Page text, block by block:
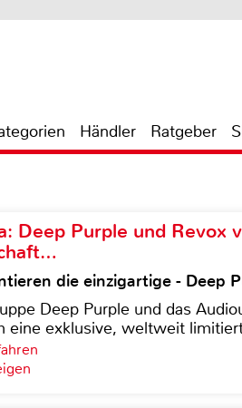
Händler Ratgeber
Deep Purple und Revox
die einzigartige - Deep
Deep Purple und das
eine exklusive, weltweit